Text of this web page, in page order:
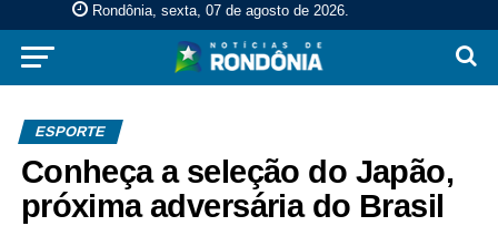
Rondônia, sexta, 07 de agosto de 2026.
ESPORTE
Conheça a seleção do Japão,
próxima adversária do Brasil